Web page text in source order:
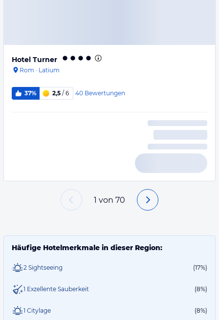
Hotel Turner
Rom · Latium
37% 2,5 / 6 40 Bewertungen
1 von 70
Häufige Hotelmerkmale in dieser Region:
2 Sightseeing (17%)
1 Exzellente Sauberkeit (8%)
1 Citylage (8%)